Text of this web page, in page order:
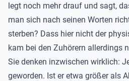
legt noch mehr drauf und sagt,
man sich nach seinen Worten
sterben? Dass hier nicht der
kam bei den Zuhörern allerdings
Sie denken inzwischen wirklich:
geworden. Ist er etwa größer als